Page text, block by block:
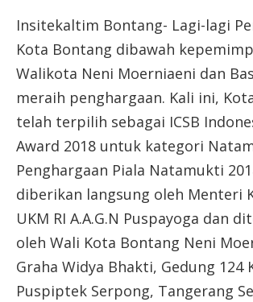
Insitekaltim Bontang- Lagi-lagi
Kota Bontang dibawah
Walikota Neni Moerniaeni dan
meraih penghargaan. Kali ini,
telah terpilih sebagai ICSB
Award 2018 untuk kategori
Penghargaan Piala Natamukti
diberikan langsung oleh Menteri
UKM RI A.A.G.N Puspayoga dan
oleh Wali Kota Bontang Neni
Graha Widya Bhakti, Gedung 124
Puspiptek Serpong, Tangerang